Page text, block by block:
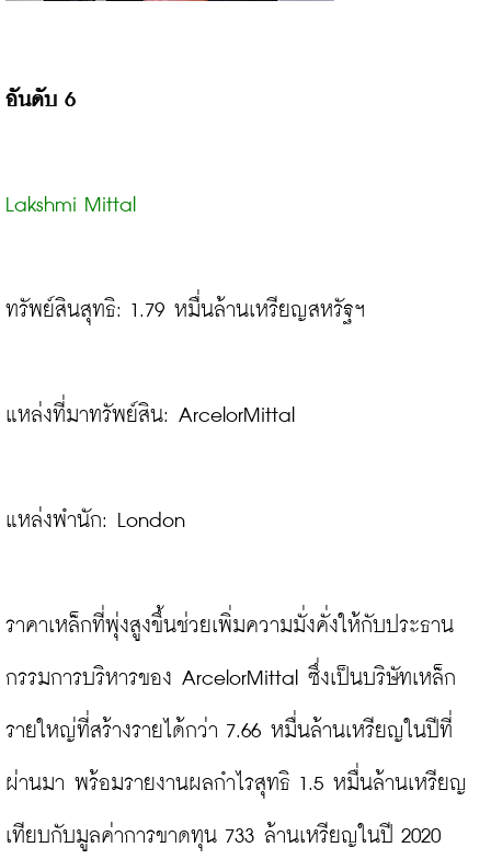
อันดับ 6
Lakshmi Mittal
ทรัพย์สินสุทธิ: 1.79 หมื่นล้านเหรียญสหรัฐฯ
แหล่งที่มาทรัพย์สิน: ArcelorMittal
แหล่งพำนัก: London
ราคาเหล็กที่พุ่งสูงขึ้นช่วยเพิ่มความมั่งคั่งให้กับประธาน
กรรมการบริหารของ ArcelorMittal ซึ่งเป็นบริษัทเหล็ก
รายใหญ่ที่สร้างรายได้กว่า 7.66 หมื่นล้านเหรียญในปีที่
ผ่านมา พร้อมรายงานผลกำไรสุทธิ 1.5 หมื่นล้านเหรียญ
เทียบกับมูลค่าการขาดทุน 733 ล้านเหรียญในปี 2020